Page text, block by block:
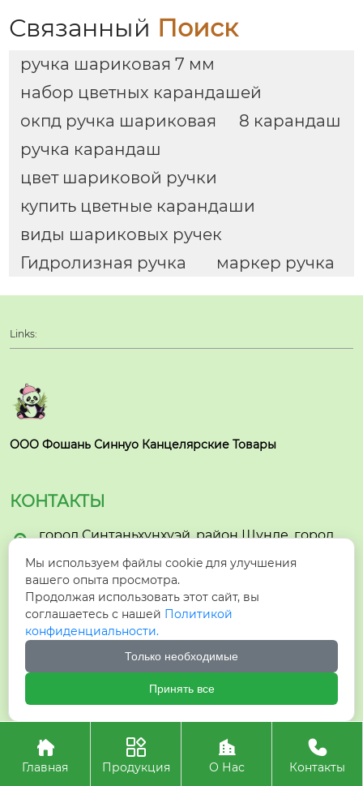
бессвинцовый
автоматический
Связанный Поиск
ручка шариковая 7 мм
набор цветных карандашей
окпд ручка шариковая
8 карандаш
ручка карандаш
цвет шариковой ручки
купить цветные карандаши
виды шариковых ручек
Гидролизная ручка
маркер ручка
Links:
ООО Фошань Синнуо Канцелярские Товары
КОНТАКТЫ
 город Синтаньхунхуэй, район Шунде, город
 hzyzhmb1@gmail.com
 +86-15005732903
 +8615005732903
Авторское право©ООО Фошань Синнуо Канцелярские
Товары

Главная

Продукция

О Нас

Контакты
Мы используем файлы cookie для улучшения
вашего опыта просмотра.
Продолжая использовать этот сайт, вы
соглашаетесь с нашей Политикой
конфиденциальности.
Только необходимые
Принять все